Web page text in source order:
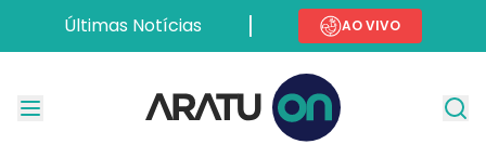
Últimas Notícias AO VIVO